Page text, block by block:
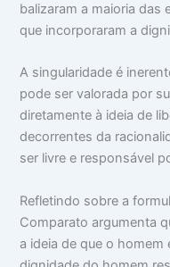
balizaram a maioria
que incorporaram a
A singularidade é
pode ser valorada por
diretamente à ideia de
decorrentes da
ser livre e responsável
Refletindo sobre a
Comparato argumenta
a ideia de que o homem